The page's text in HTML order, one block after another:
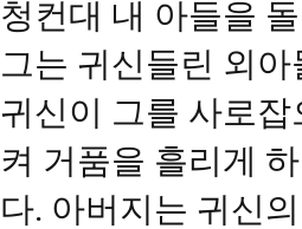
청컨대 내 아들을
그는 귀신들린 외
귀신이 그를 사로
켜 거품을 흘리게
다. 아버지는 귀신